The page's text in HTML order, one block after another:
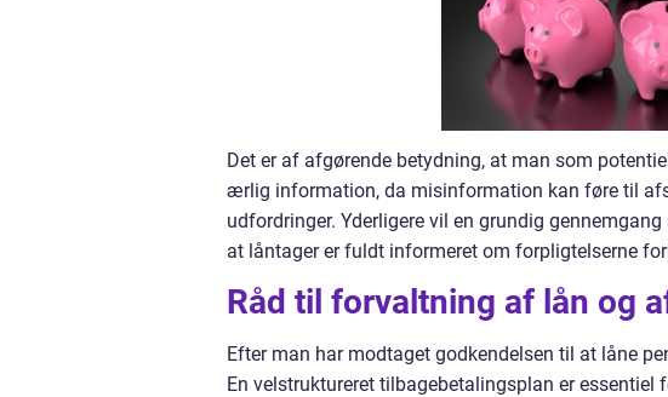
Det er af afgørende betydning, at man som
ærlig information, da misinformation kan føre til
udfordringer. Yderligere vil en grundig
at låntager er fuldt informeret om forpligtelserne
Råd til forvaltning af lån og
Efter man har modtaget godkendelsen til at låne
En velstruktureret tilbagebetalingsplan er essentiel